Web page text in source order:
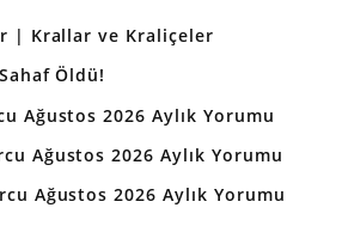
| Krallar ve Kraliçeler
Öldü!
Ağustos 2026 Aylık Yorumu
Ağustos 2026 Aylık Yorumu
Ağustos 2026 Aylık Yorumu